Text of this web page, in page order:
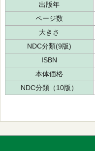
出版年
ページ数
大きさ
NDC分類(9版)
ISBN
本体価格
NDC分類（10版）